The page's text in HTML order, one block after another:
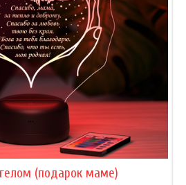
(подарок маме)